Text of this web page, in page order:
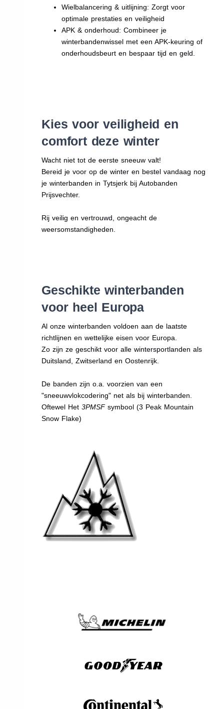
Wielbalancering & uitlijning: Zorgt voor
optimale prestaties en veiligheid
APK & onderhoud: Combineer je
winterbandenwissel met een APK-keuring of
onderhoudsbeurt en bespaar tijd en geld.
Kies voor veiligheid en
comfort deze winter
Wacht niet tot de eerste sneeuw valt!
Bereid je voor op de winter en bestel vandaag nog
je winterbanden in Tytsjerk bij Autobanden
Prijsvechter.
Rij veilig en vertrouwd, ongeacht de
weersomstandigheden.
Geschikte winterbanden
voor heel Europa
Al onze winterbanden voldoen aan de laatste
richtlijnen en wettelijke eisen voor Europa.
Zo zijn ze geschikt voor alle wintersportlanden als
Duitsland, Zwitserland en Oostenrijk.
De banden zijn o.a. voorzien van een
"sneeuwvlokcodering" net als bij winterbanden.
Oftewel Het3PMSFsymbool (3 Peak Mountain
Snow Flake)